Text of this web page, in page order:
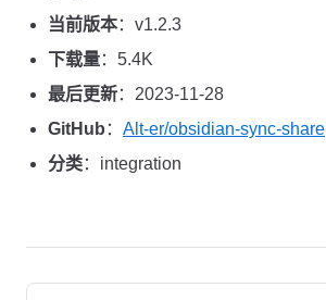
当前版本：v1.2.3
下载量：5.4K
最后更新：2023-11-28
GitHub ： Alt-er/obsidian-sync-share
分类：integration
Pager